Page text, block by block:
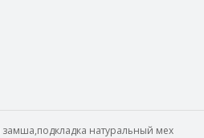
замша,подкладка натуральный мех